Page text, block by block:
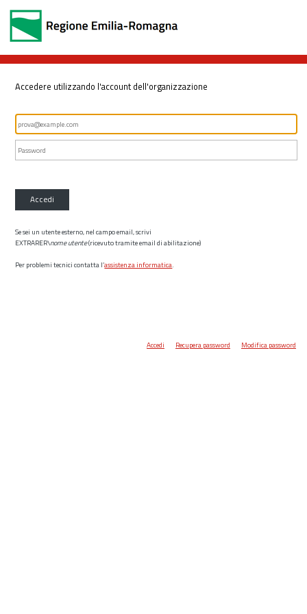
Accedere utilizzando l'account dell'organizzazione
Accedi
Se sei un utente esterno, nel campo email, scrivi
EXTRARER\nome utente(ricevuto tramite email di abilitazione)
Per problemi tecnici contatta l’assistenza informatica.
Accedi Recupera password Modifica password